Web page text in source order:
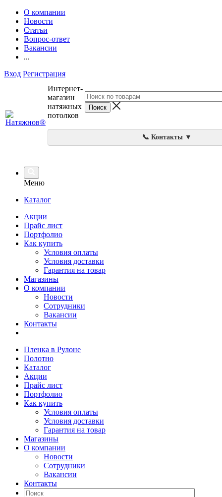
О компании
Новости
Статьи
Вопрос-ответ
Вакансии
...
Вход Регистрация
Интернет-
магазин
натяжных
потолков
📞 Контакты ▼
Меню
Каталог
Акции
Прайс лист
Портфолио
Как купить
Условия оплаты
Условия доставки
Гарантия на товар
Магазины
О компании
Новости
Сотрудники
Вакансии
Контакты
Пленка в Рулоне
Полотно
Каталог
Акции
Прайс лист
Портфолио
Как купить
Условия оплаты
Условия доставки
Гарантия на товар
Магазины
О компании
Новости
Сотрудники
Вакансии
Контакты